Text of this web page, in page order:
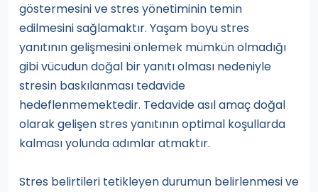
göstermesini ve stres yönetiminin temin
edilmesini sağlamaktır. Yaşam boyu stres
yanıtının gelişmesini önlemek mümkün olmadığı
gibi vücudun doğal bir yanıtı olması nedeniyle
stresin baskılanması tedavide
hedeflenmemektedir. Tedavide asıl amaç doğal
olarak gelişen stres yanıtının optimal koşullarda
kalması yolunda adımlar atmaktır.
Stres belirtileri tetikleyen durumun belirlenmesi ve